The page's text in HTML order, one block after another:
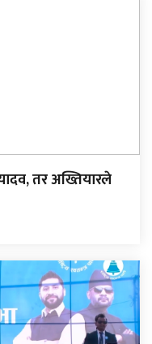
तर अख्तियारले